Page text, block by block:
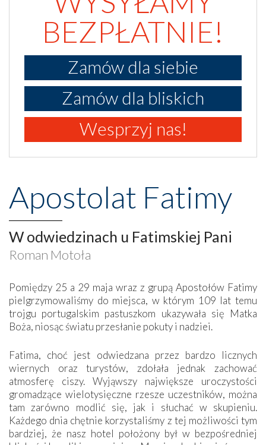
BEZPŁATNIE!
Zamów dla siebie
Zamów dla bliskich
Wesprzyj nas!
Apostolat Fatimy
W odwiedzinach u Fatimskiej Pani
Roman Motoła
Pomiędzy 25 a 29 maja wraz z grupą Apostołów Fatimy
pielgrzymowaliśmy do miejsca, w którym 109 lat temu
trojgu portugalskim pastuszkom ukazywała się Matka
Boża, niosąc światu przesłanie pokuty i nadziei.
Fatima, choć jest odwiedzana przez bardzo licznych
wiernych oraz turystów, zdołała jednak zachować
atmosferę ciszy. Wyjąwszy największe uroczystości
gromadzące wielotysięczne rzesze uczestników, można
tam zarówno modlić się, jak i słuchać w skupieniu.
Każdego dnia chętnie korzystaliśmy z tej możliwości tym
bardziej, że nasz hotel położony był w bezpośredniej